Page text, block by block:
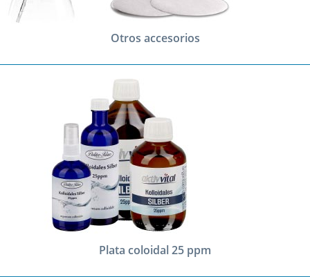
Otros accesorios
Plata coloidal 25 ppm